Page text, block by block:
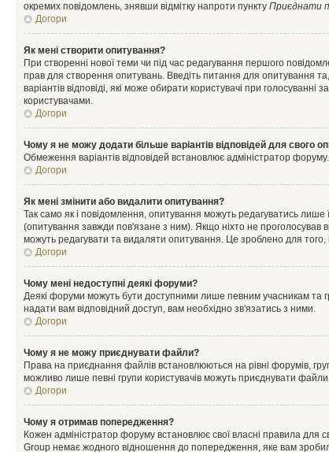
окремих повідомлень, знявши відмітку напроти пункту Приєднати
Догори
Як мені створити опитування?
При створенні нової теми чи під час редагування першого
прав для створення опитувань. Введіть питання для опитування та,
варіантів відповіді, які може обирати користувачі при
користувачами.
Догори
Чому я не можу додати більше варіантів відповідей для свого
Обмеження варіантів відповідей встановлює адміністратор
Догори
Як мені змінити або видалити опитування?
Так само як і повідомлення, опитування можуть редагуватись
(опитування завжди пов'язане з ним). Якщо ніхто не проголосував
можуть редагувати та видаляти опитування. Це зроблено для того,
Догори
Чому мені недоступні деякі форуми?
Деякі форуми можуть бути доступними лише певним учасникам та
надати вам відповідний доступ, вам необхідно зв'язатись з ними.
Догори
Чому я не можу приєднувати файли?
Права на приєднання файлів встановлюються на рівні форумів,
можливо лише певні групи користувачів можуть приєднувати
Догори
Чому я отримав попередження?
Кожен адміністратор форуму встановлює свої власні правила
Group немає жодного відношення до попередження, яке вам